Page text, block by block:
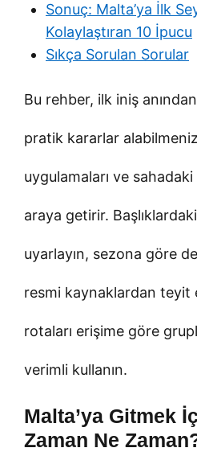
Sonuç: Malta’ya İlk
Kolaylaştıran 10 İpucu
Sıkça Sorulan Sorular
Bu rehber, ilk iniş
pratik kararlar
uygulamaları ve
araya getirir.
uyarlayın, sezona göre
resmi kaynaklardan teyit
rotaları erişime göre
verimli kullanın.
Malta’ya Gitmek
Zaman Ne